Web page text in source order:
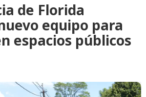
de Florida
equipo para
espacios públicos